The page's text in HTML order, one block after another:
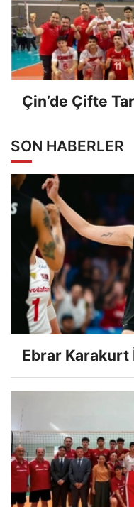
Çin’de Çifte
SON HABERLER
Ebrar